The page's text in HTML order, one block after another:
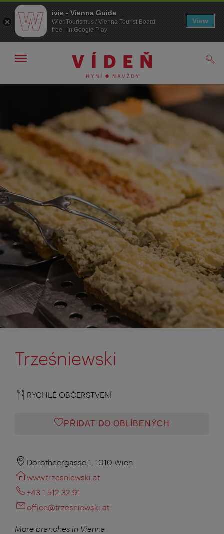
Přejít
Přejít
Zobrazit/skrýt
Trześniewski
RYCHLÉ OBČERSTVENÍ
PŘIDAT DO OBLÍBENÝCH
Dorotheergasse 1, 1010 Wien
www.trzesniewski.at
+43 1 512 32 91
office@trzesniewski.at
More branches in Vienna
ivie - Vienna Guide
WienTourismus / Vienna Tourist Board
free - In Google Play
View